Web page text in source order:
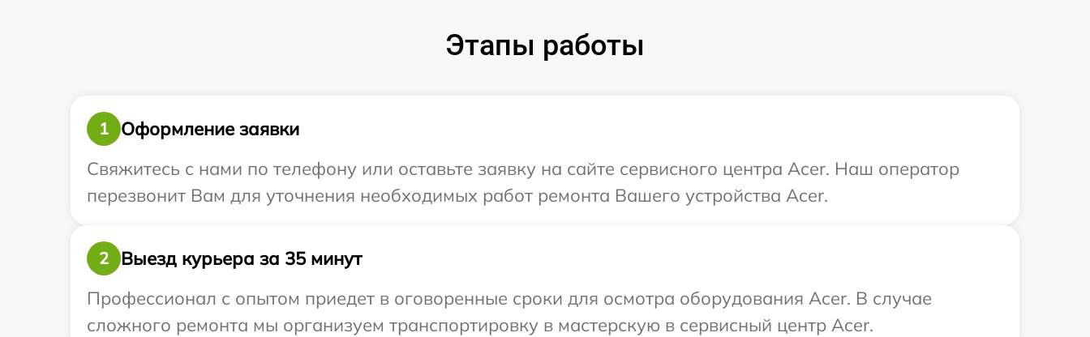
Этапы работы
1
Оформление заявки
Свяжитесь с нами по телефону или оставьте заявку на сайте сервисного центра Acer. Наш оператор
перезвонит Вам для уточнения необходимых работ ремонта Вашего устройства Acer.
2
Выезд курьера за 35 минут
Профессионал с опытом приедет в оговоренные сроки для осмотра оборудования Acer. В случае
сложного ремонта мы организуем транспортировку в мастерскую в сервисный центр Acer.